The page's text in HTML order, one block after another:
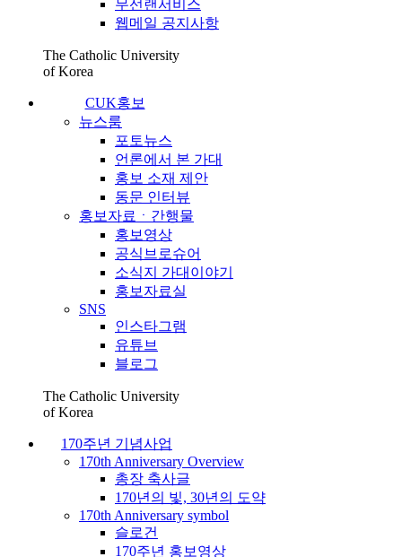
무선랜서비스
웹메일 공지사항
The Catholic University
of Korea
CUK홍보
뉴스룸
포토뉴스
언론에서 본 가대
홍보 소재 제안
동문 인터뷰
홍보자료ㆍ간행물
홍보영상
공식브로슈어
소식지 가대이야기
홍보자료실
SNS
인스타그램
유튜브
블로그
The Catholic University
of Korea
170주년 기념사업
170th Anniversary Overview
총장 축사글
170년의 빛, 30년의 도약
170th Anniversary symbol
슬로건
170주년 홍보영상